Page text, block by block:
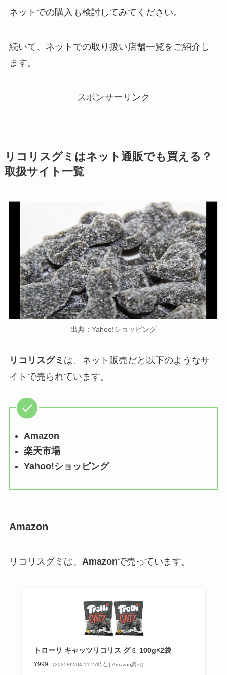
ネットでの購入も検討してみてください。
続いて、ネットでの取り扱い店舗一覧をご紹介し
ます。
スポンサーリンク
リコリスグミはネット通販でも買える？
取扱サイト一覧
出典：Yahoo!ショッピング
リコリスグミ は、ネット販売だと以下のようなサ
イトで売られています。
Amazon
楽天市場
Yahoo!ショッピング
Amazon
リコリスグミは、 Amazonで売っています。
トローリ キャッツリコリス グミ 100g×2袋
¥999 （2025/02/04 11:27時点 | Amazon調べ）